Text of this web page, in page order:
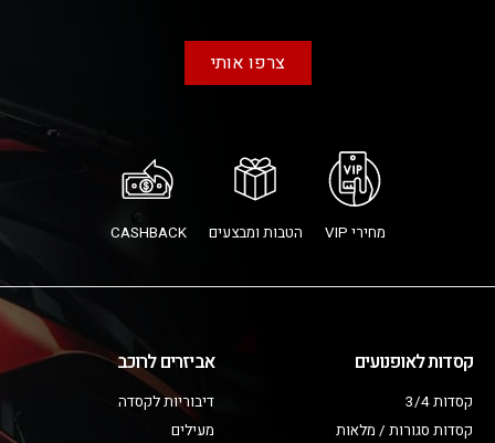
צרפו אותי
מחירי VIP הטבות ומבצעים CASHBACK
קסדות לאופנועים
קסדות 3/4
קסדות סגורות / מלאות
אביזרים לרוכב
דיבוריות לקסדה
מעילים